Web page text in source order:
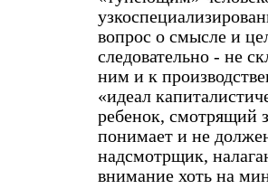
вопрос о смысле и
следовательно - не
ним и к
«идеал
ребенок, смотрящий
понимает и не
надсмотрщик,
внимание хоть на